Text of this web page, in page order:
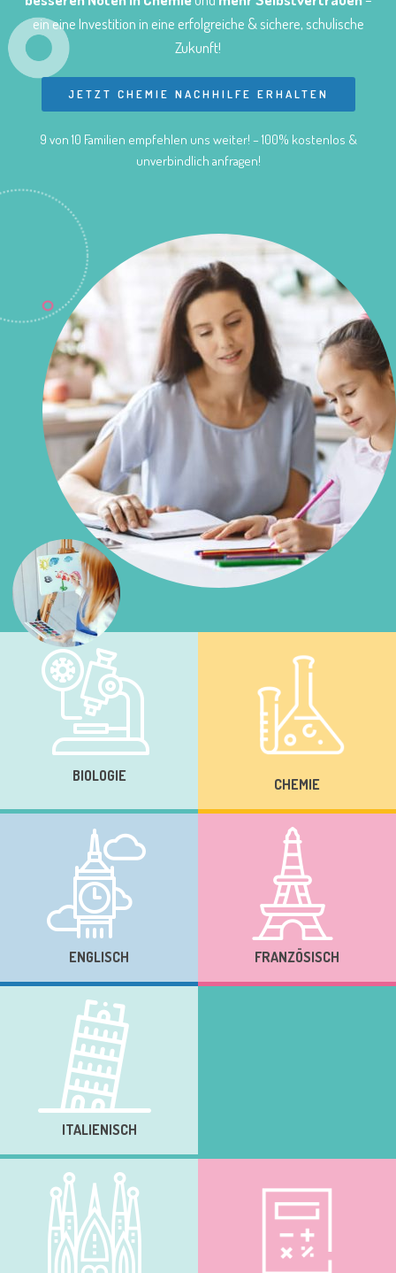
ein eine Investition in eine erfolgreiche & sichere, schulische
Zukunft!
JETZT CHEMIE NACHHILFE ERHALTEN
9 von 10 Familien empfehlen uns weiter! – 100% kostenlos &
unverbindlich anfragen!
BIOLOGIE CHEMIE
ENGLISCH FRANZÖSISCH
ITALIENISCH